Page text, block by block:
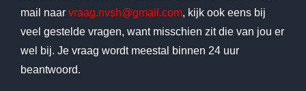
mail naar vraag.nvsh@gmail.com, kijk ook eens bij
veel gestelde vragen, want misschien zit die van jou er
wel bij. Je vraag wordt meestal binnen 24 uur
beantwoord.